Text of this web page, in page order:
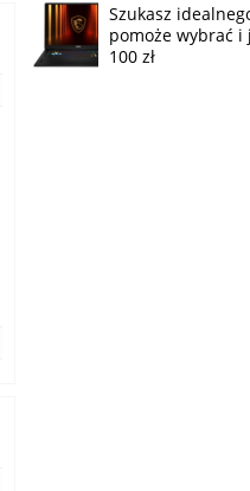
Szukasz
pomoże wybrać i
100 zł